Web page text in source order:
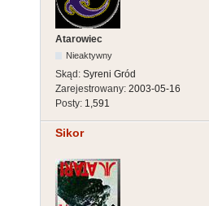
Atarowiec
Nieaktywny
Skąd: Syreni Gród
Zarejestrowany: 2003-05-16
Posty: 1,591
Sikor